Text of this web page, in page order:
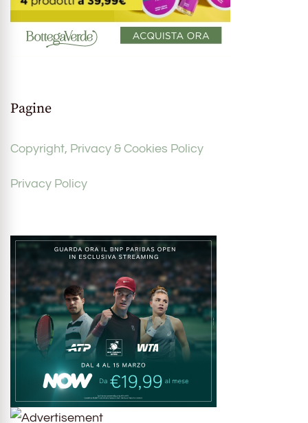
Pagine
Copyright, Privacy & Cookies Policy
Privacy Policy